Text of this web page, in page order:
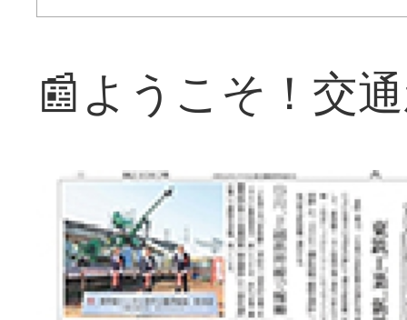
📰ようこそ！交